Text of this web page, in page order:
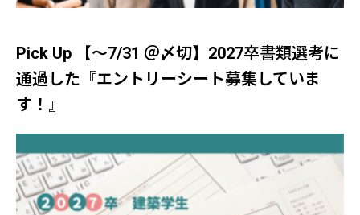
Pick Up 【～7/31 ＠〆切】2027卒書類選考に
通過した『エントリーシート募集していま
す！』